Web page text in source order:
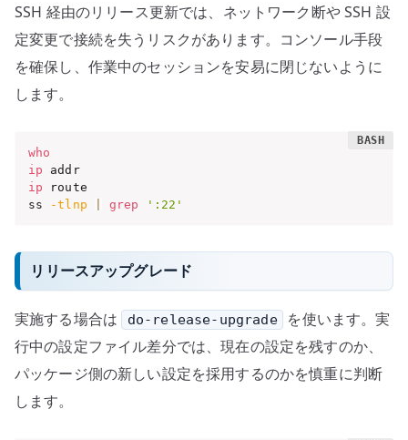
SSH 経由のリリース更新では、ネットワーク断や SSH 設
定変更で接続を失うリスクがあります。コンソール手段
を確保し、作業中のセッションを安易に閉じないように
します。
who
ip
addr
ip route
ss
-tlnp grep ':22'
リリースアップグレード
実施する場合は do-release-upgrade
を使います。実
行中の設定ファイル差分では、現在の設定を残すのか、
パッケージ側の新しい設定を採用するのかを慎重に判断
します。